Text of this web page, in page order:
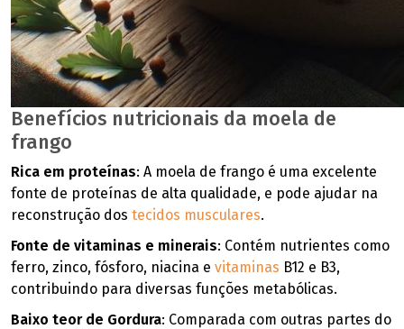
Benefícios nutricionais da moela de
frango
Rica em proteínas: A moela de frango é uma excelente
fonte de proteínas de alta qualidade, e pode ajudar na
reconstrução dos tecidos musculares.
Fonte de vitaminas e minerais: Contém nutrientes como
ferro, zinco, fósforo, niacina e vitaminas B12 e B3,
contribuindo para diversas funções metabólicas.
Baixo teor de Gordura: Comparada com outras partes do